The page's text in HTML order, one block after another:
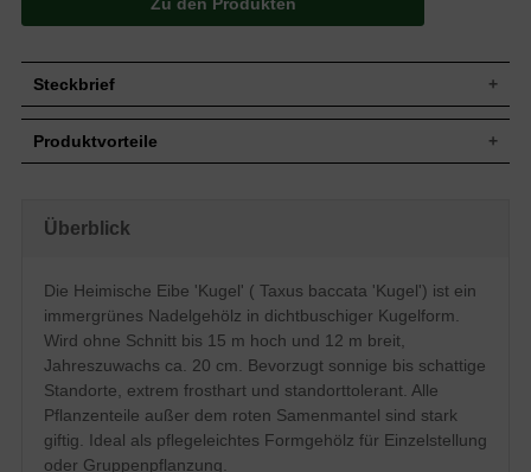
Steckbrief
Zuwachs
Wuchsform
Frucht
Rote Beeren, nicht zum Verzehr geeignet
Blüte
Gelbe Köpfchen, im März und April
Boden
durchlässige und nahrhafte Untergründe,
insgesamt jedoch standorttolerant
Standort
Sonnig bis schattig
Verwendung
Einzelelement, Gruppenbepflanzung,
Alleebereich, Kübelpflanze, Paarelement
Produktvorteile
standorttolerant
verträgt keine extreme Trockenheit
verträgt keine Staunässe
geringer Jahreszuwachs
Überblick
Die Heimische Eibe 'Kugel' ( Taxus baccata 'Kugel') ist ein
immergrünes Nadelgehölz in dichtbuschiger Kugelform.
Wird ohne Schnitt bis 15 m hoch und 12 m breit,
Jahreszuwachs ca. 20 cm. Bevorzugt sonnige bis schattige
Standorte, extrem frosthart und standorttolerant. Alle
Pflanzenteile außer dem roten Samenmantel sind stark
giftig. Ideal als pflegeleichtes Formgehölz für Einzelstellung
oder Gruppenpflanzung.